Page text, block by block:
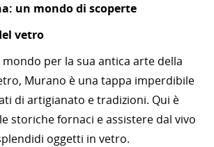
un mondo di scoperte
vetro
per la sua antica arte della
Murano è una tappa imperdibile
di artigianato e tradizioni. Qui è
storiche fornaci e assistere dal vivo
oggetti in vetro.